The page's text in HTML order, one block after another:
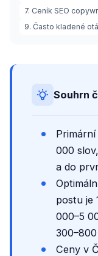
7. Ceník SEO
9. Často kladené
Souhrn
000
a do
postu je
000–5
Ceny v